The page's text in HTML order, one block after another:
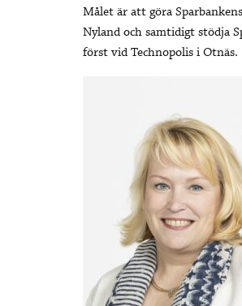
Målet är att göra
Nyland och samtidigt stödja
först vid Technopolis i Otnäs.